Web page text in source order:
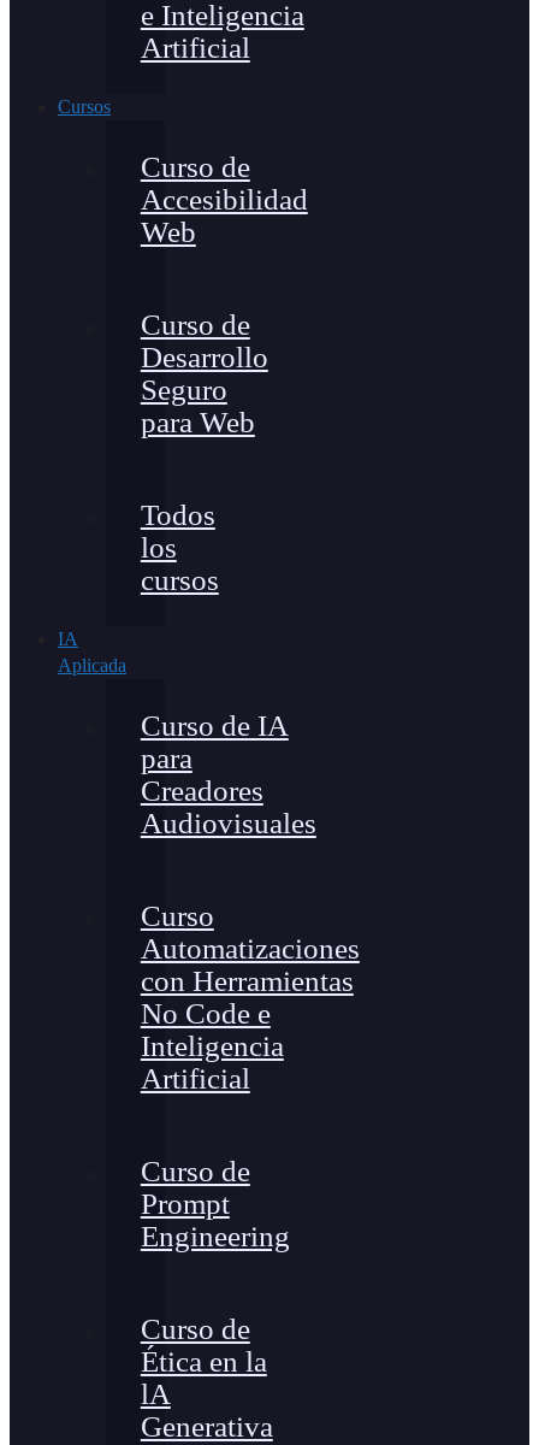
e Inteligencia
Artificial
Cursos
Curso de
Accesibilidad
Web
Curso de
Desarrollo
Seguro
para Web
Todos
los
cursos
IA
Aplicada
Curso de IA
para
Creadores
Audiovisuales
Curso
Automatizaciones
con Herramientas
No Code e
Inteligencia
Artificial
Curso de
Prompt
Engineering
Curso de
Ética en la
lA
Generativa